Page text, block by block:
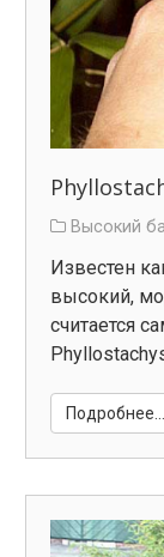
Высокий
Известен
высокий,
считается